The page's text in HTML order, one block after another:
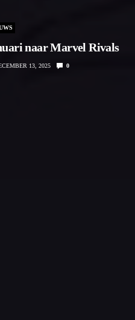
naar Marvel Rivals
13, 2025 0